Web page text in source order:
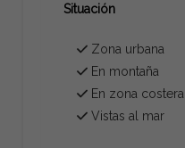
Situación
Zona urbana
En montaña
En zona costera
Vistas al mar